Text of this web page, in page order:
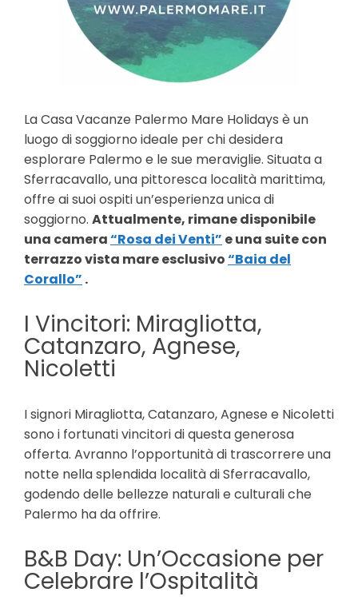
La Casa Vacanze Palermo Mare Holidays è un
luogo di soggiorno ideale per chi desidera
esplorare Palermo e le sue meraviglie. Situata a
Sferracavallo, una pittoresca località marittima,
offre ai suoi ospiti un’esperienza unica di
soggiorno. Attualmente, rimane disponibile
una camera“Rosa dei Venti” e una suite con
terrazzo vista mare esclusivo“Baia del
Corallo” .
I Vincitori: Miragliotta,
Catanzaro, Agnese,
Nicoletti
I signori Miragliotta, Catanzaro, Agnese e Nicoletti
sono i fortunati vincitori di questa generosa
offerta. Avranno l’opportunità di trascorrere una
notte nella splendida località di Sferracavallo,
godendo delle bellezze naturali e culturali che
Palermo ha da offrire.
B&B Day: Un’Occasione per
Celebrare l’Ospitalità